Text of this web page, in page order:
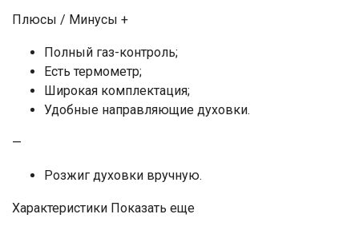
Плюсы / Минусы +
Полный газ-контроль;
Есть термометр;
Широкая комплектация;
Удобные направляющие духовки.
—
Розжиг духовки вручную.
Характеристики Показать еще